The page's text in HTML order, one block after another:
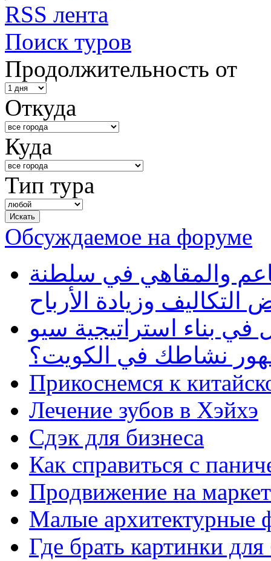
RSS лента
Поиск туров
Продолжительность от
Откуда
Куда
Тип тура
Обсуждаемое на форуме
والمقاهي في سلطنة
وزيادة الأرباح
بناء استراتيجية سيو
نشاطك في الكويت؟
Прикоснемся к
Лечение зубов в Хэйхэ
Сдэк для бизнеса
Как справиться с
Продвижение на
Малые архитектурные
Где брать картинки